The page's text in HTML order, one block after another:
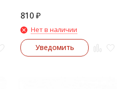
810₽
Нет в наличии
Уведомить